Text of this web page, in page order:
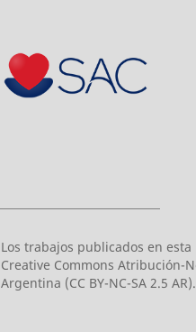
Los trabajos publicados en
Creative Commons Atribución-
Argentina (CC BY-NC-SA 2.5 AR).